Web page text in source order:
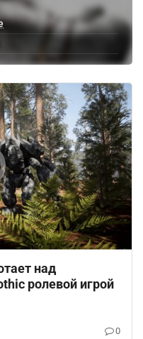
над
ролевой игрой
0